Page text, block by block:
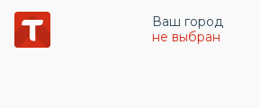
Ваш город
не выбран